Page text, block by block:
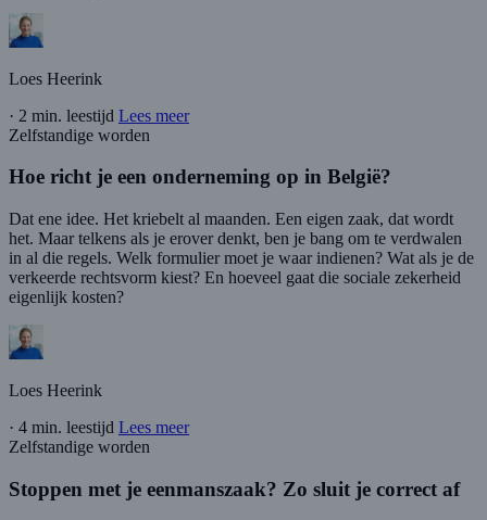
Loes Heerink
· 2 min. leestijd Lees meer
Zelfstandige worden
Hoe richt je een onderneming op in België?
Dat ene idee. Het kriebelt al maanden. Een eigen zaak, dat wordt
het. Maar telkens als je erover denkt, ben je bang om te verdwalen
in al die regels. Welk formulier moet je waar indienen? Wat als je de
verkeerde rechtsvorm kiest? En hoeveel gaat die sociale zekerheid
eigenlijk kosten?
Loes Heerink
· 4 min. leestijd Lees meer
Zelfstandige worden
Stoppen met je eenmanszaak? Zo sluit je correct af